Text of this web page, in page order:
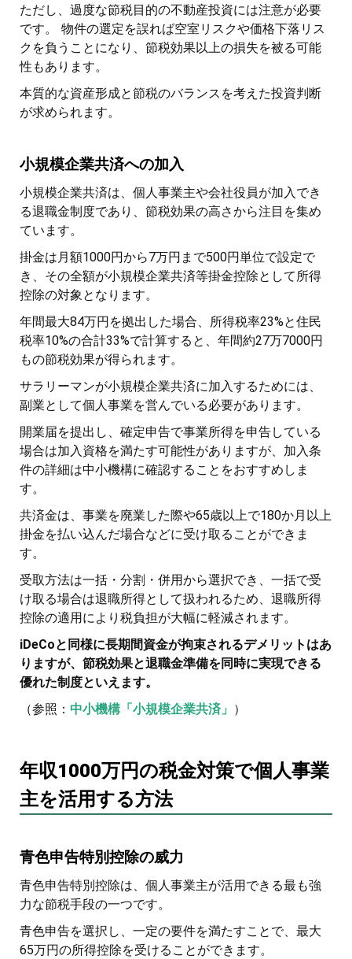
ただし、過度な節税目的の不動産投資には注意が必要
です。 物件の選定を誤れば空室リスクや価格下落リス
クを負うことになり、節税効果以上の損失を被る可能
性もあります。
本質的な資産形成と節税のバランスを考えた投資判断
が求められます。
小規模企業共済への加入
小規模企業共済は、個人事業主や会社役員が加入でき
る退職金制度であり、節税効果の高さから注目を集め
ています。
掛金は月額1000円から7万円まで500円単位で設定で
き、その全額が小規模企業共済等掛金控除として所得
控除の対象となります。
年間最大84万円を拠出した場合、所得税率23%と住民
税率10%の合計33%で計算すると、年間約27万7000円
もの節税効果が得られます。
サラリーマンが小規模企業共済に加入するためには、
副業として個人事業を営んでいる必要があります。
開業届を提出し、確定申告で事業所得を申告している
場合は加入資格を満たす可能性がありますが、加入条
件の詳細は中小機構に確認することをおすすめしま
す。
共済金は、事業を廃業した際や65歳以上で180か月以上
掛金を払い込んだ場合などに受け取ることができま
す。
受取方法は一括・分割・併用から選択でき、一括で受
け取る場合は退職所得として扱われるため、退職所得
控除の適用により税負担が大幅に軽減されます。
iDeCoと同様に長期間資金が拘束されるデメリットはあ
りますが、節税効果と退職金準備を同時に実現できる
優れた制度といえます。
（参照： 中小機構「小規模企業共済」 ）
年収1000万円の税金対策で個人事業
主を活用する方法
青色申告特別控除の威力
青色申告特別控除は、個人事業主が活用できる最も強
力な節税手段の一つです。
青色申告を選択し、一定の要件を満たすことで、最大
65万円の所得控除を受けることができます。